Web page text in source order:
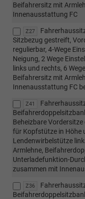
Beifahrersitz mit
Innenausstattung FC
Z27
Sitzbezug gestreift,
regulierbar, 4-Wege
Neigung, 2 Wege
links und rechts, 6
Beifahrersitz mit
Innenausstattung FC
Z41
Beheizbare Vordersitze
für Kopfstütze in Höhe
Lendenwirbelstütze
Armlehne,
Unterladefunktion-
zusammen mit
Z36